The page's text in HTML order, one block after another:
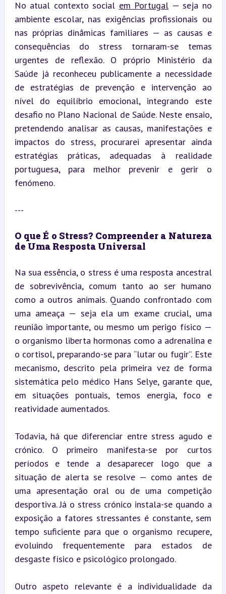
No atual contexto social em Portugal — seja no
ambiente escolar, nas exigências profissionais ou
nas próprias dinâmicas familiares — as causas e
consequências do stress tornaram-se temas
urgentes de reflexão. O próprio Ministério da
Saúde já reconheceu publicamente a necessidade
de estratégias de prevenção e intervenção ao
nível do equilíbrio emocional, integrando este
desafio no Plano Nacional de Saúde. Neste ensaio,
pretendendo analisar as causas, manifestações e
impactos do stress, procurarei apresentar ainda
estratégias práticas, adequadas à realidade
portuguesa, para melhor prevenir e gerir o
fenómeno.
---
O que É o Stress? Compreender a Natureza
de Uma Resposta Universal
Na sua essência, o stress é uma resposta ancestral
de sobrevivência, comum tanto ao ser humano
como a outros animais. Quando confrontado com
uma ameaça — seja ela um exame crucial, uma
reunião importante, ou mesmo um perigo físico —
o organismo liberta hormonas como a adrenalina e
o cortisol, preparando-se para “lutar ou fugir”. Este
mecanismo, descrito pela primeira vez de forma
sistemática pelo médico Hans Selye, garante que,
em situações pontuais, temos energia, foco e
reatividade aumentados.
Todavia, há que diferenciar entre stress agudo e
crónico. O primeiro manifesta-se por curtos
períodos e tende a desaparecer logo que a
situação de alerta se resolve — como antes de
uma apresentação oral ou de uma competição
desportiva. Já o stress crónico instala-se quando a
exposição a fatores stressantes é constante, sem
tempo suficiente para que o organismo recupere,
evoluindo frequentemente para estados de
desgaste físico e psicológico prolongado.
Outro aspeto relevante é a individualidade da